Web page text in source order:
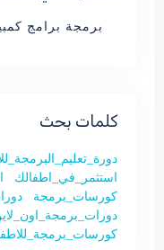
برمجة برامج
كلمات بحث
استثمر_في_اطفالك
كورسات_برمجة